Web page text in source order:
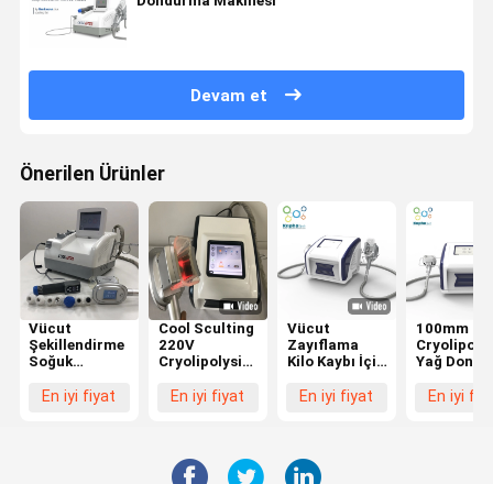
Devam et
Önerilen Ürünler
Vücut
Şekillendirme
Soğuk
Cryolipolysis
En iyi fiyat
Cool Sculting
220V
Cryolipolysis
Dondurma
En iyi fiyat
Vücut
Zayıflama
Kilo Kaybı İçin
Dondurma
En iyi fiyat
100mm El
Yağ
Emme
En iyi